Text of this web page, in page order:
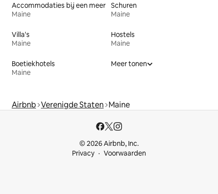
Accommodaties bij een meer
Maine
Schuren
Maine
Villa's
Maine
Hostels
Maine
Boetiekhotels
Maine
Meer tonen
Airbnb Verenigde Staten Maine
© 2026 Airbnb, Inc.
Privacy
Voorwaarden